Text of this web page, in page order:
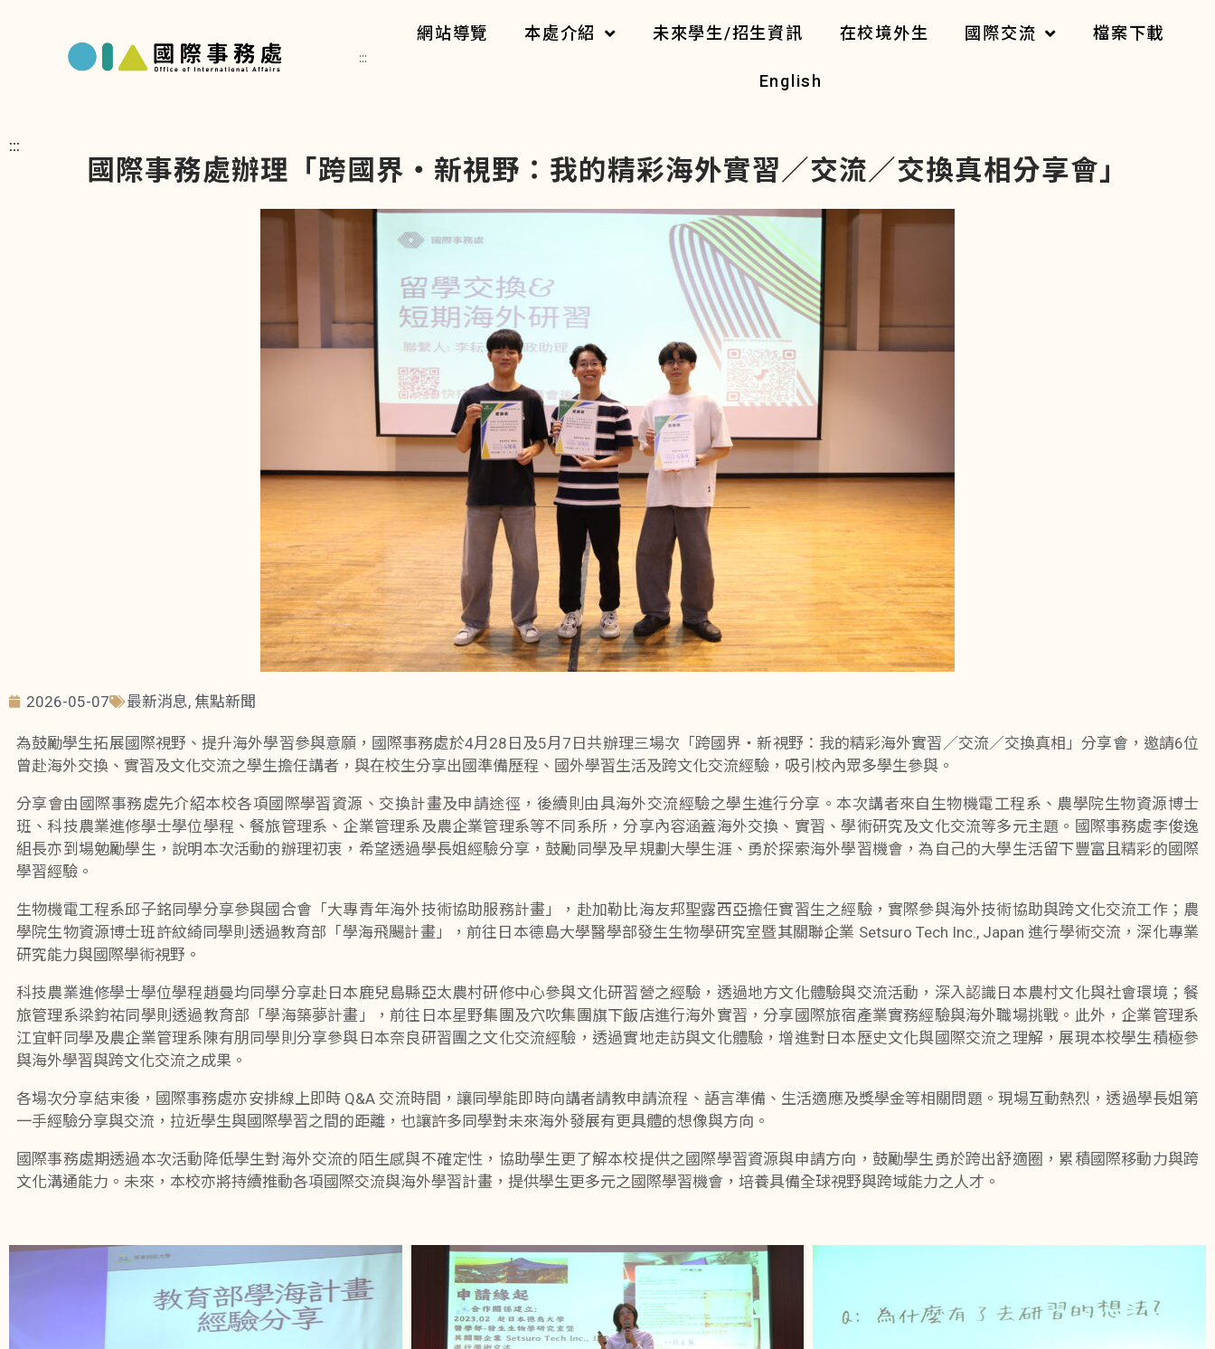
:::
網站導覽 本處介紹 未來學生/招生資訊 在校境外生 國際交流 檔案下載
English
:::
國際事務處辦理「跨國界・新視野：我的精彩海外實習／交流／交換真相分享會」
2026-05-07 最新消息, 焦點新聞
為鼓勵學生拓展國際視野、提升海外學習參與意願，國際事務處於4月28日及5月7日共辦理三場次「跨國界・新視野：我的精彩海外實習／交流／交換真相」分享會，邀請6位
曾赴海外交換、實習及文化交流之學生擔任講者，與在校生分享出國準備歷程、國外學習生活及跨文化交流經驗，吸引校內眾多學生參與。
分享會由國際事務處先介紹本校各項國際學習資源、交換計畫及申請途徑，後續則由具海外交流經驗之學生進行分享。本次講者來自生物機電工程系、農學院生物資源博士
班、科技農業進修學士學位學程、餐旅管理系、企業管理系及農企業管理系等不同系所，分享內容涵蓋海外交換、實習、學術研究及文化交流等多元主題。國際事務處李俊逸
組長亦到場勉勵學生，說明本次活動的辦理初衷，希望透過學長姐經驗分享，鼓勵同學及早規劃大學生涯、勇於探索海外學習機會，為自己的大學生活留下豐富且精彩的國際
學習經驗。
生物機電工程系邱子銘同學分享參與國合會「大專青年海外技術協助服務計畫」，赴加勒比海友邦聖露西亞擔任實習生之經驗，實際參與海外技術協助與跨文化交流工作；農
學院生物資源博士班許紋綺同學則透過教育部「學海飛颺計畫」，前往日本德島大學醫學部發生生物學研究室暨其關聯企業 Setsuro Tech Inc., Japan 進行學術交流，深化專業
研究能力與國際學術視野。
科技農業進修學士學位學程趙曼均同學分享赴日本鹿兒島縣亞太農村研修中心參與文化研習營之經驗，透過地方文化體驗與交流活動，深入認識日本農村文化與社會環境；餐
旅管理系梁鈞祐同學則透過教育部「學海築夢計畫」，前往日本星野集團及穴吹集團旗下飯店進行海外實習，分享國際旅宿產業實務經驗與海外職場挑戰。此外，企業管理系
江宜軒同學及農企業管理系陳有朋同學則分享參與日本奈良研習團之文化交流經驗，透過實地走訪與文化體驗，增進對日本歷史文化與國際交流之理解，展現本校學生積極參
與海外學習與跨文化交流之成果。
各場次分享結束後，國際事務處亦安排線上即時 Q&A 交流時間，讓同學能即時向講者請教申請流程、語言準備、生活適應及獎學金等相關問題。現場互動熱烈，透過學長姐第
一手經驗分享與交流，拉近學生與國際學習之間的距離，也讓許多同學對未來海外發展有更具體的想像與方向。
國際事務處期透過本次活動降低學生對海外交流的陌生感與不確定性，協助學生更了解本校提供之國際學習資源與申請方向，鼓勵學生勇於跨出舒適圈，累積國際移動力與跨
文化溝通能力。未來，本校亦將持續推動各項國際交流與海外學習計畫，提供學生更多元之國際學習機會，培養具備全球視野與跨域能力之人才。